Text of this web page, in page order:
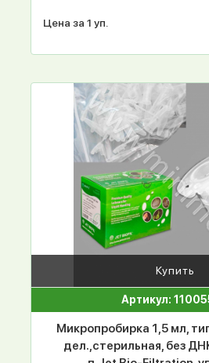
Цена за 1 уп.
Купить
Артикул:
Микропробирка 1,5 мл,
дел.,стерильная, без